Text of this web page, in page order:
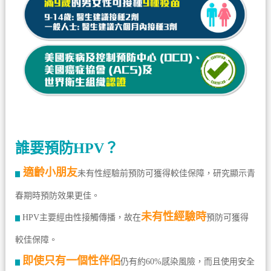
誰要預防HPV？
適齡小朋友未有性經驗前預防可獲得較佳保障，研究顯示青
春期時預防效果更佳。
HPV主要經由性接觸傳播，故在未有性經驗時預防可獲得
較佳保障。
即使只有一個性伴侶仍有約60%感染風險，而且使用安全